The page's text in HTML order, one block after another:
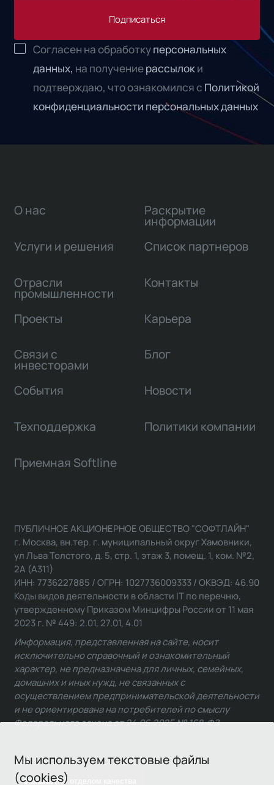
Подписаться
Согласен на обработкуперсональных
данных, на получениерассылоки
подтверждаю, что ознакомился с Политикой
конфиденциальности персональных данных
Мы используем текстовые файлы
(cookies)
О нас
Услуги и решения
Отрасли
промышленности
Проекты
Связи с
инвесторами
Раскрытие
информации
Список партнеров
Контакты
Карьера
Блог
События Новости
Техподдержка Политики компании
Приемная Softline
Связаться с отделом качества
ПУБЛИЧНОЕ АКЦИОНЕРНОЕ ОБЩЕСТВО "СОФТЛАЙН"
г. Москва, вн.тер. г. муниципальный округ Хамовники,
ул Льва Толстого, д. 5, стр. 1, этаж 3, помещ. 1, ком. №2,
2А (А311)
ИНН: 7736227885 / ОГРН: 1027736009333 / ОКВЭД: 46.90
Коды видов деятельности в области IT по перечню,
утвержденному Приказом Минцифры России от 11 мая
2023 г. № 449: 2.01, 27.01, 4.01
Информация, представленная на сайте, носит
исключительно справочный и ознакомительный
характер, не предназначена для личных, семейных,
домашних и иных нужд, не связанных с
осуществлением предпринимательской деятельности
и не ориентирована на потребителей по смыслу
Федерального закона от 24.06.2025 № 168-ФЗ.